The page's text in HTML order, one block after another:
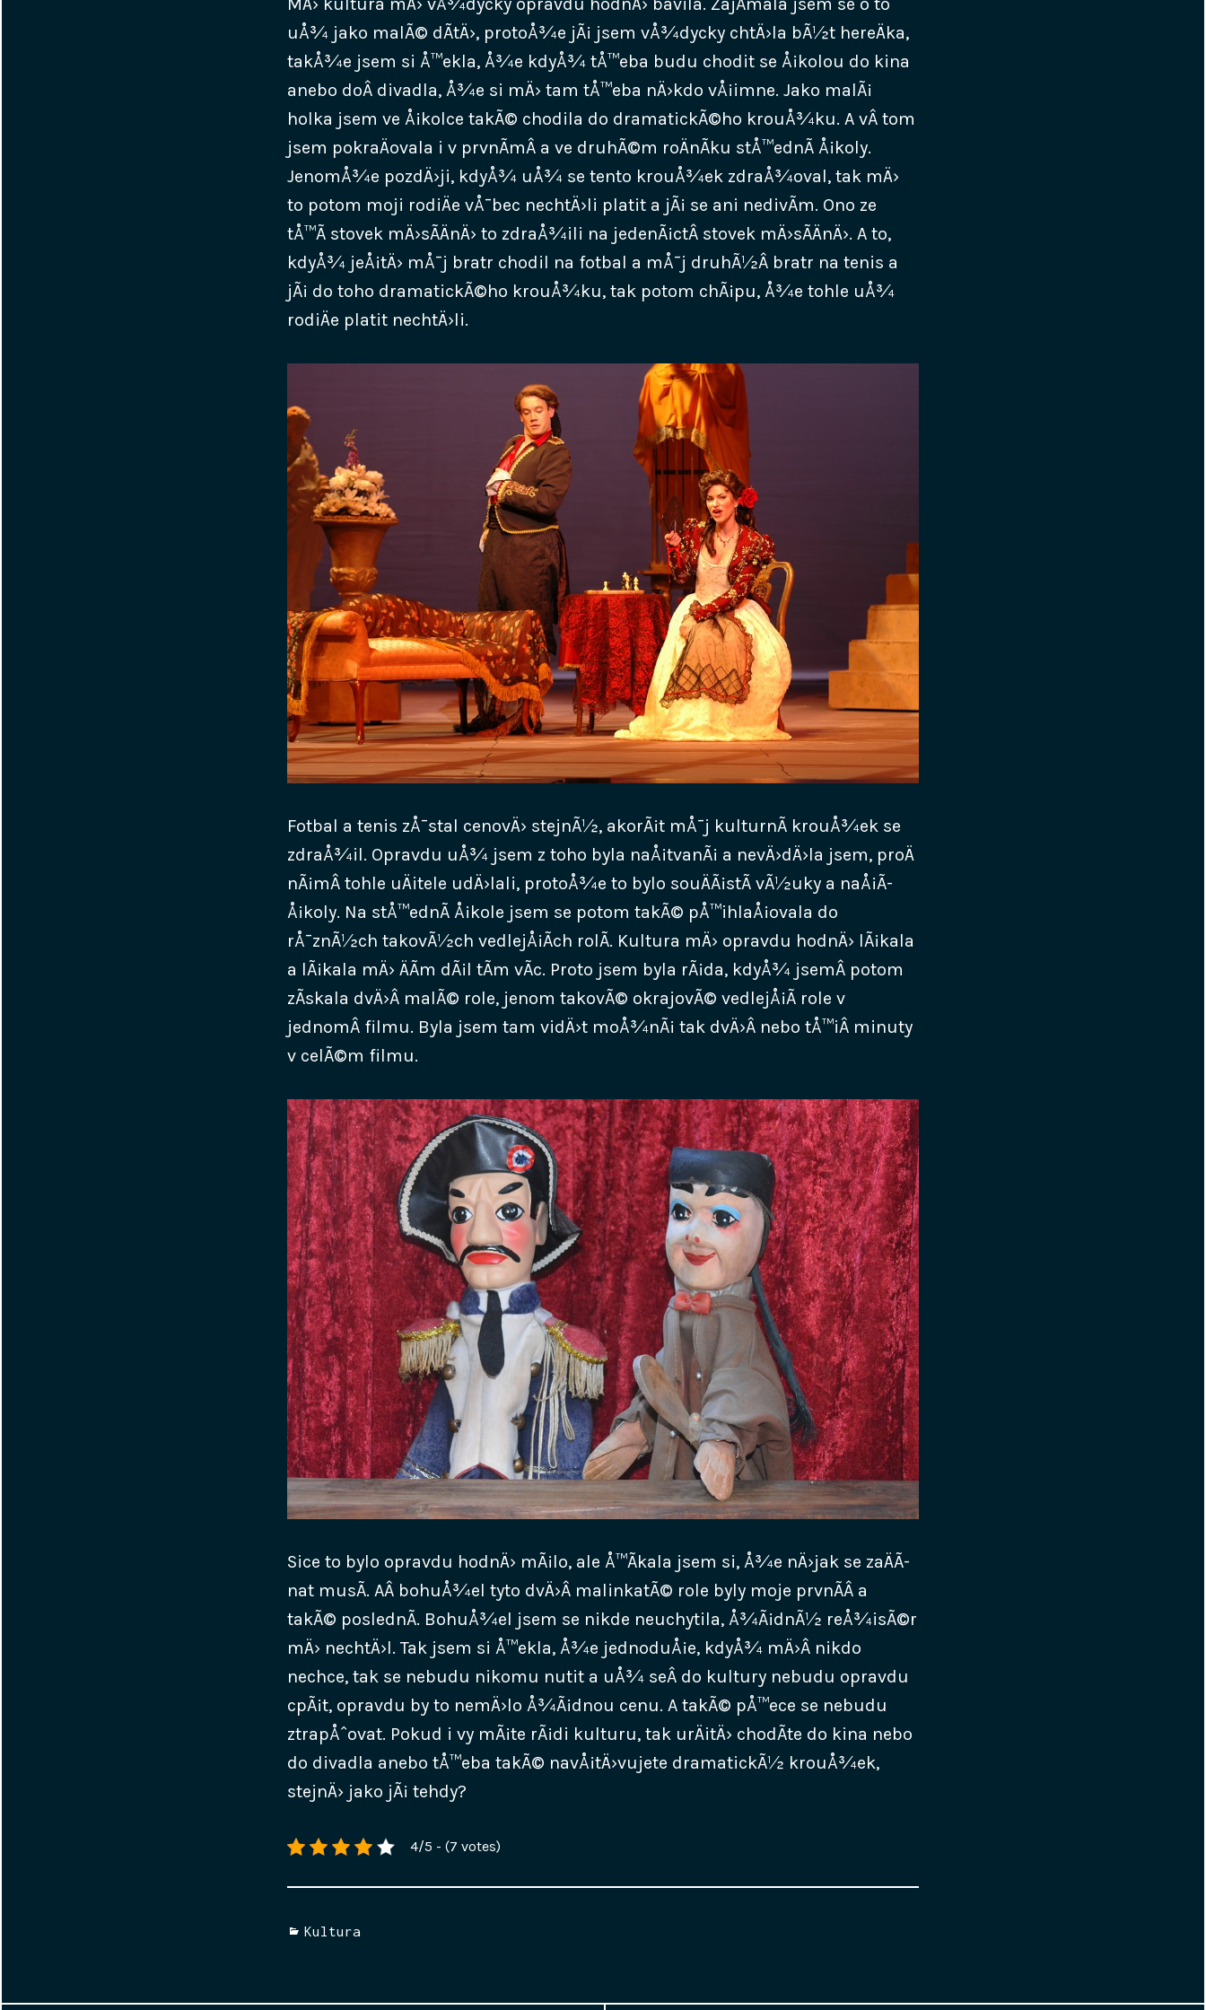
uÅ¾ jako malÃ© dÃ­tÄ›, protoÅ¾e jÃ¡ jsem vÅ¾dycky chtÄ›la bÃ½t hereÄka,
takÅ¾e jsem si Å™ekla, Å¾e kdyÅ¾ tÅ™eba budu chodit se Å¡kolou do kina
anebo doÂ divadla, Å¾e si mÄ› tam tÅ™eba nÄ›kdo vÅ¡imne. Jako malÃ¡
holka jsem ve Å¡kolce takÃ© chodila do dramatickÃ©ho krouÅ¾ku. A vÂ tom
jsem pokraÄovala i v prvnÃ­mÂ a ve druhÃ©m roÄnÃ­ku stÅ™ednÃ­ Å¡koly.
JenomÅ¾e pozdÄ›ji, kdyÅ¾ uÅ¾ se tento krouÅ¾ek zdraÅ¾oval, tak mÄ›
to potom moji rodiÄe vÅ¯bec nechtÄ›li platit a jÃ¡ se ani nedivÃ­m. Ono ze
tÅ™Ã­ stovek mÄ›sÃ­ÄnÄ› to zdraÅ¾ili na jedenÃ¡ctÂ stovek mÄ›sÃ­ÄnÄ›. A to,
kdyÅ¾ jeÅ¡tÄ› mÅ¯j bratr chodil na fotbal a mÅ¯j druhÃ½Â bratr na tenis a
jÃ¡ do toho dramatickÃ©ho krouÅ¾ku, tak potom chÃ¡pu, Å¾e tohle uÅ¾
rodiÄe platit nechtÄ›li.
Fotbal a tenis zÅ¯stal cenovÄ› stejnÃ½, akorÃ¡t mÅ¯j kulturnÃ­ krouÅ¾ek se
zdraÅ¾il. Opravdu uÅ¾ jsem z toho byla naÅ¡tvanÃ¡ a nevÄ›dÄ›la jsem, proÄ
nÃ¡mÂ tohle uÄitele udÄ›lali, protoÅ¾e to bylo souÄÃ¡stÃ­ vÃ½uky a naÅ¡Ã­
Å¡koly. Na stÅ™ednÃ­ Å¡kole jsem se potom takÃ© pÅ™ihlaÅ¡ovala do
rÅ¯znÃ½ch takovÃ½ch vedlejÅ¡Ã­ch rolÃ­. Kultura mÄ› opravdu hodnÄ› lÃ¡kala
a lÃ¡kala mÄ› ÄÃ­m dÃ¡l tÃ­m vÃ­c. Proto jsem byla rÃ¡da, kdyÅ¾ jsemÂ potom
zÃ­skala dvÄ›Â malÃ© role, jenom takovÃ© okrajovÃ© vedlejÅ¡Ã­ role v
jednomÂ filmu. Byla jsem tam vidÄ›t moÅ¾nÃ¡ tak dvÄ›Â nebo tÅ™iÂ minuty
v celÃ©m filmu.
Sice to bylo opravdu hodnÄ› mÃ¡lo, ale Å™Ã­kala jsem si, Å¾e nÄ›jak se zaÄÃ­
nat musÃ­. AÂ bohuÅ¾el tyto dvÄ›Â malinkatÃ© role byly moje prvnÃ­Â a
takÃ© poslednÃ­. BohuÅ¾el jsem se nikde neuchytila, Å¾Ã¡dnÃ½ reÅ¾isÃ©r
mÄ› nechtÄ›l. Tak jsem si Å™ekla, Å¾e jednoduÅ¡e, kdyÅ¾ mÄ›Â nikdo
nechce, tak se nebudu nikomu nutit a uÅ¾ seÂ do kultury nebudu opravdu
cpÃ¡t, opravdu by to nemÄ›lo Å¾Ã¡dnou cenu. A takÃ© pÅ™ece se nebudu
ztrapÅˆovat. Pokud i vy mÃ¡te rÃ¡di kulturu, tak urÄitÄ› chodÃ­te do kina nebo
do divadla anebo tÅ™eba takÃ© navÅ¡tÄ›vujete dramatickÃ½ krouÅ¾ek,
stejnÄ› jako jÃ¡ tehdy?
4/5 - (7 votes)
Categories
Kultura